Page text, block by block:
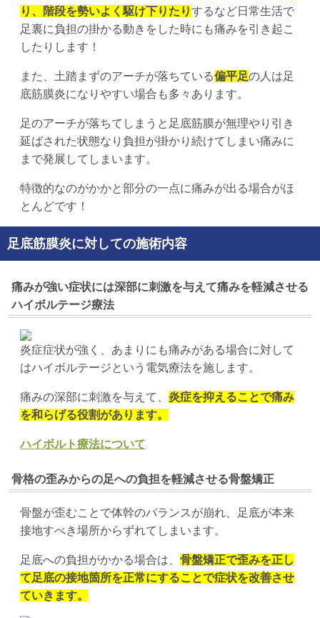
り、階段を勢いよく駆け下りたりするなど日常生活で
足裏に負担の掛かる動きをした時にも痛みを引き起こ
したりします！
また、土踏まずのアーチが落ちている偏平足の人は足
底筋膜炎になりやすい場合も多々あります。
足のアーチが落ちてしまうと足底筋膜が無理やり引き
延ばされた状態なり負担が掛かり続けてしまい痛みに
まで発展してしまいます。
特徴的なのがかかと部分の一点に痛みが出る場合がほ
とんどです！
足底筋膜炎に対しての施術内容
痛みが強い症状には深部に刺激を与えて痛みを軽減させる
ハイボルテージ療法
炎症症状が強く、あまりにも痛みがある場合に対して
はハイボルテージという電気療法を施します。
痛みの深部に刺激を与えて、 炎症を抑えることで痛み
を和らげる役割があります。
ハイボルト療法について
骨格の歪みからの足への負担を軽減させる骨盤矯正
骨盤が歪むことで体幹のバランスが崩れ、足底が本来
接地すべき場所からずれてしまいます。
足底への負担がかかる場合は、 骨盤矯正で歪みを正し
て足底の接地箇所を正常にすることで症状を改善させ
ていきます。